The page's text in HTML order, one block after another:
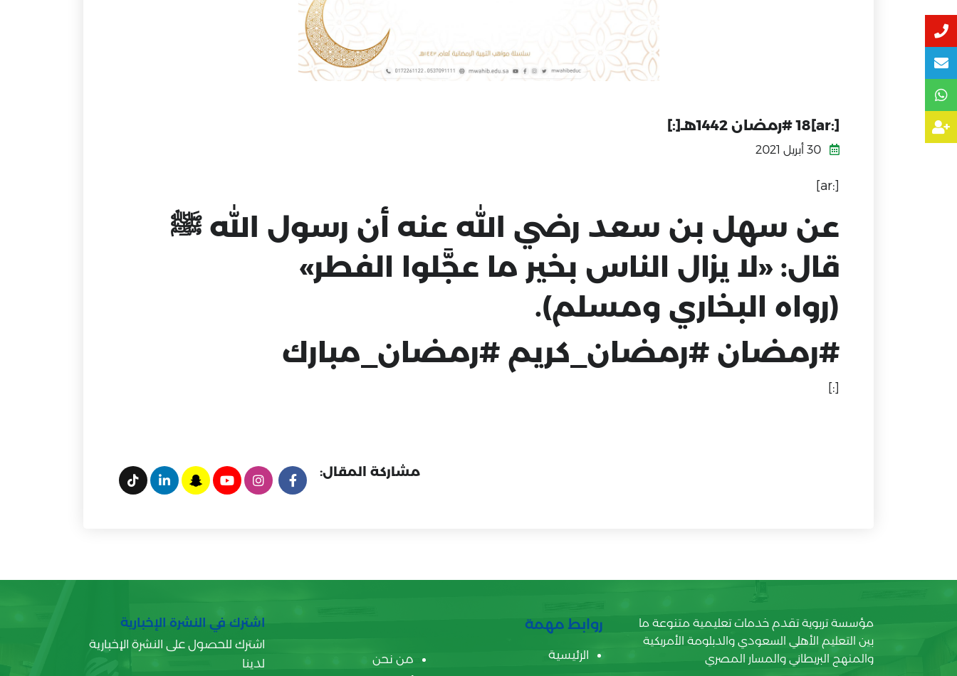
[:ar]18 #رمضان 1442هـ[:]
[:ar]
عن سهل بن سعد رضي الله عنه أن رسول الله ﷺ
قال: «لا يزال الناس بخير ما عجَّلوا الفطر»
(رواه البخاري ومسلم).
#رمضان #رمضان_كريم #رمضان_مبارك
[:]
مشاركة المقال:
مؤسسة تربوية تقدم خدمات تعليمية متنوعة ما
بين التعليم الأهلي السعودي والدبلومة الأمريكية
والمنهج البريطاني والمسار المصري
روابط مهمة
الرئيسية
من نحن
اشترك في النشرة الإخبارية
اشترك للحصول على النشرة الإخبارية
لدينا